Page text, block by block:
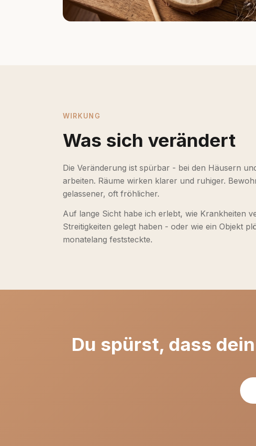
WIRKUNG
Was sich verändert
Die Veränderung ist spürbar - bei den Häusern
arbeiten. Räume wirken klarer und ruhiger.
gelassener, oft fröhlicher.
Auf lange Sicht habe ich erlebt, wie Krankheiten
Streitigkeiten gelegt haben - oder wie ein Objekt
monatelang feststeckte.
Du spürst, dass